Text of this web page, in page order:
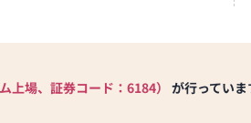
上場、証券コード：6184） が行っていま